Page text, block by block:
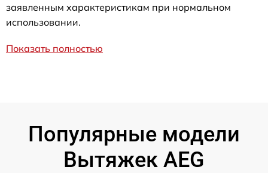
заявленным характеристикам при нормальном
использовании.
Показать полностью
Популярные модели
Вытяжек AEG